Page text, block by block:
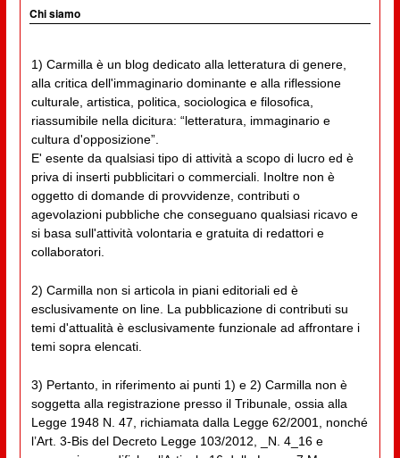
Chi siamo
1) Carmilla è un blog dedicato alla letteratura di genere,
alla critica dell'immaginario dominante e alla riflessione
culturale, artistica, politica, sociologica e filosofica,
riassumibile nella dicitura: “letteratura, immaginario e
cultura d'opposizione”.
E' esente da qualsiasi tipo di attività a scopo di lucro ed è
priva di inserti pubblicitari o commerciali. Inoltre non è
oggetto di domande di provvidenze, contributi o
agevolazioni pubbliche che conseguano qualsiasi ricavo e
si basa sull'attività volontaria e gratuita di redattori e
collaboratori.
2) Carmilla non si articola in piani editoriali ed è
esclusivamente on line. La pubblicazione di contributi su
temi d'attualità è esclusivamente funzionale ad affrontare i
temi sopra elencati.
3) Pertanto, in riferimento ai punti 1) e 2) Carmilla non è
soggetta alla registrazione presso il Tribunale, ossia alla
Legge 1948 N. 47, richiamata dalla Legge 62/2001, nonché
l’Art. 3-Bis del Decreto Legge 103/2012, _N. 4_16 e